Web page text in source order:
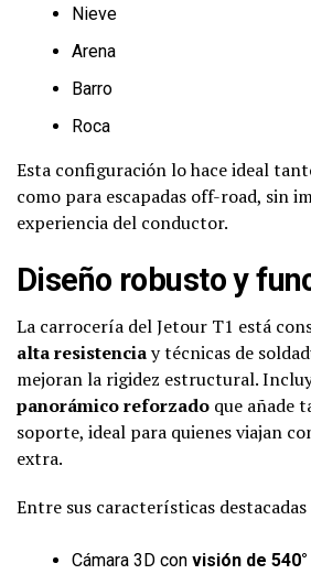
Nieve
Arena
Barro
Roca
Esta configuración lo hace ideal
como para escapadas off-road, sin
experiencia del conductor.
Diseño robusto y
La carrocería del Jetour T1 está
alta resistenciay técnicas de
mejoran la rigidez estructural.
panorámico reforzado que añade
soporte, ideal para quienes viajan
extra.
Entre sus características
Cámara 3D con visión de 540°